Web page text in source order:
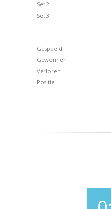
Set 2
Set 3
Gespeeld
Gewonnen
Verloren
Positie